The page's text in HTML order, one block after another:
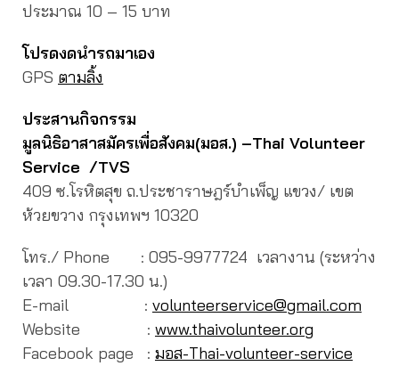
ประมาณ 10 – 15 บาท
โปรดงดนำรถมาเอง
GPS ตามลิ้ง
ประสานกิจกรรม
มูลนิธิอาสาสมัครเพื่อสังคม(มอส.) –Thai Volunteer
Service /TVS
409 ซ.โรหิตสุข ถ.ประชาราษฎร์บำเพ็ญ แขวง/ เขต
ห้วยขวาง กรุงเทพฯ 10320
โทร./ Phone : 095-9977724 เวลางาน (ระหว่าง
เวลา 09.30-17.30 น.)
E-mail : volunteerservice@gmail.com
Website : www.thaivolunteer.org
Facebook page : มอส-Thai-volunteer-service